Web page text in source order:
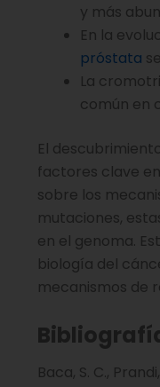
y más
En la
próstata
La
común en
El
factores clave
sobre los
mutaciones,
en el genoma.
biología del
mecanismos de
Baca, S. C.,